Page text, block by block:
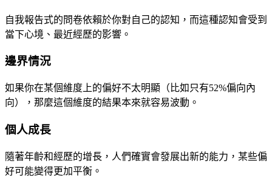
自我報告式的問卷依賴於你對自己的認知，而這種認知會受到
當下心境、最近經歷的影響。
邊界情況
如果你在某個維度上的偏好不太明顯（比如只有52%偏向內
向），那麼這個維度的結果本來就容易波動。
個人成長
隨著年齡和經歷的增長，人們確實會發展出新的能力，某些偏
好可能變得更加平衡。